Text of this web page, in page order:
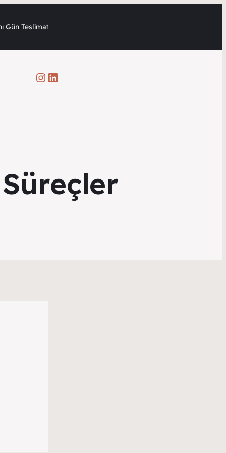
Gün Teslimat
Instagram
LinkedIn
Süreçler